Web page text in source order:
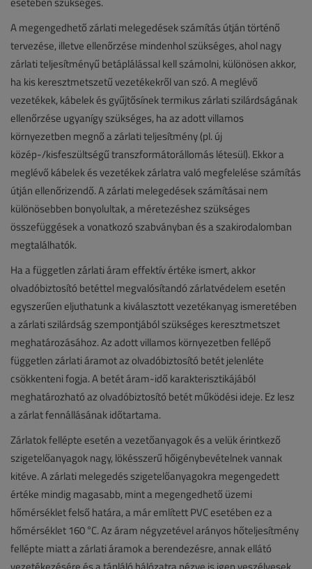
A megengedhető zárlati melegedések számítás útján történő
tervezése, illetve ellenőrzése mindenhol szükséges, ahol nagy
zárlati teljesítményű betáplálással kell számolni, különösen akkor,
ha kis keresztmetszetű vezetékekről van szó. A meglévő
vezetékek, kábelek és gyűjtősínek termikus zárlati szilárdságának
ellenőrzése ugyanígy szükséges, ha az adott villamos
környezetben megnő a zárlati teljesítmény (pl. új
közép-/kisfeszültségű transzformátorállomás létesül). Ekkor a
meglévő kábelek és vezetékek zárlatra való megfelelése számítás
útján ellenőrizendő. A zárlati melegedések számításai nem
különösebben bonyolultak, a méretezéshez szükséges
összefüggések a vonatkozó szabványban és a szakirodalomban
megtalálhatók.
Ha a független zárlati áram effektív értéke ismert, akkor
olvadóbiztosító betéttel megvalósítandó zárlatvédelem esetén
egyszerűen eljuthatunk a kiválasztott vezetékanyag ismeretében
a zárlati szilárdság szempontjából szükséges keresztmetszet
meghatározásához. Az adott villamos környezetben fellépő
független zárlati áramot az olvadóbiztosító betét jelenléte
csökkenteni fogja. A betét áram-idő karakterisztikájából
meghatározható az olvadóbiztosító betét működési ideje. Ez lesz
a zárlat fennállásának időtartama.
Zárlatok fellépte esetén a vezetőanyagok és a velük érintkező
szigetelőanyagok nagy, lökésszerű hőigénybevételnek vannak
kitéve. A zárlati melegedés szigetelőanyagokra megengedett
értéke mindig magasabb, mint a megengedhető üzemi
hőmérséklet felső határa, a már említett PVC esetében ez a
hőmérséklet 160 °C. Az áram négyzetével arányos hőteljesítmény
fellépte miatt a zárlati áramok a berendezésre, annak ellátó